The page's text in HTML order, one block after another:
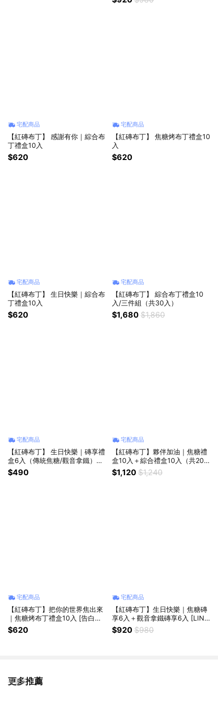
宅配商品
【紅磚布丁】 感謝有你｜綜合布
丁禮盒10入
$620
宅配商品
【紅磚布丁】 焦糖烤布丁禮盒10
入
$620
宅配商品
【紅磚布丁】 生日快樂｜綜合布
丁禮盒10入
$620
宅配商品
【紅磚布丁】 綜合布丁禮盒10
入/三件組（共30入）
$1,680 $1,860
宅配商品
【紅磚布丁】 生日快樂｜磚享禮
盒6入（傳統焦糖/觀音拿鐵）收
禮者可自選口味
$490
宅配商品
【紅磚布丁】夥伴加油｜焦糖禮
盒10入＋綜合禮盒10入（共20
入）[LINE禮物獨家]
$1,120 $1,240
宅配商品
【紅磚布丁】把你的世界焦出來
｜焦糖烤布丁禮盒10入 [告白禮]
[情人節禮物]
$620
宅配商品
【紅磚布丁】生日快樂｜焦糖磚
享6入＋觀音拿鐵磚享6入 [LINE
禮物獨家]
$920 $980
更多推薦
看更多